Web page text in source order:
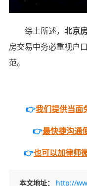
综上所述， 北京
房交易中务必重视户
范。
👉我们提供当面
👉最快捷沟通
👉也可以加律师
本文地址：
http://